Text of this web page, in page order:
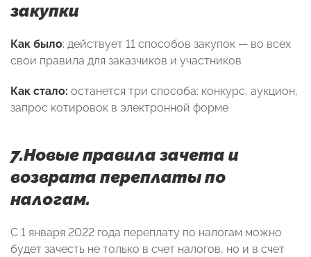
закупки
Как было: действует 11 способов закупок — во всех
свои правила для заказчиков и участников
Как стало: останется три способа: конкурс, аукцион,
запрос котировок в электронной форме
7.Новые правила зачета и
возврата переплаты по
налогам.
С 1 января 2022 года переплату по налогам можно
будет зачесть не только в счет налогов, но и в счет